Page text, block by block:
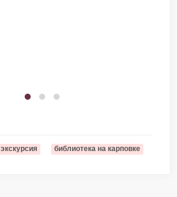
экскурсия библиотека на карповке